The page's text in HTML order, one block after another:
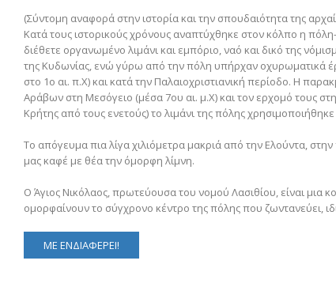
(Σύντομη αναφορά στην ιστορία και την σπουδαιότητα της
Κατά τους ιστορικούς χρόνους αναπτύχθηκε στον κόλπο η
διέθετε οργανωμένο λιμάνι και εμπόριο, ναό και δικό της
της Κυδωνίας, ενώ γύρω από την πόλη υπήρχαν οχυρωματικά
στο 1ο αι. π.Χ) και κατά την Παλαιοχριστιανική περίοδο. Η
Αράβων στη Μεσόγειο (μέσα 7ου αι. μ.Χ) και τον ερχομό τους
Κρήτης από τους ενετούς) το λιμάνι της πόλης
Το απόγευμα πια λίγα χιλιόμετρα μακριά από την Ελούντα,
μας καφέ με θέα την όμορφη λίμνη.
Ο Άγιος Νικόλαος, πρωτεύουσα του νομού Λασιθίου, είναι μια
ομορφαίνουν το σύγχρονο κέντρο της πόλης που ζωντανεύει,
ΜΕ ΕΝΔΙΑΦΕΡΕΙ!